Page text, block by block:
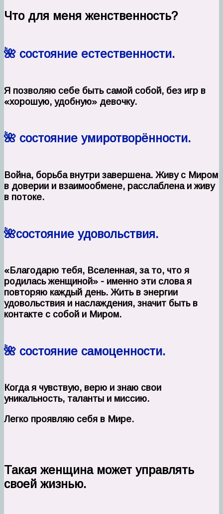
Что для меня женственность?
🌺 состояние естественности.
Я позволяю себе быть самой собой, без игр в
«хорошую, удобную» девочку.
🌺 состояние умиротворённости.
Война, борьба внутри завершена. Живу с Миром
в доверии и взаимообмене, расслаблена и живу
в потоке.
🌺состояние удовольствия.
«Благодарю тебя, Вселенная, за то, что я
родилась женщиной» - именно эти слова я
повторяю каждый день. Жить в энергии
удовольствия и наслаждения, значит быть в
контакте с собой и Миром.
🌺 состояние самоценности.
Когда я чувствую, верю и знаю свои
уникальность, таланты и миссию.
Легко проявляю себя в Мире.
Такая женщина может управлять
своей жизнью.